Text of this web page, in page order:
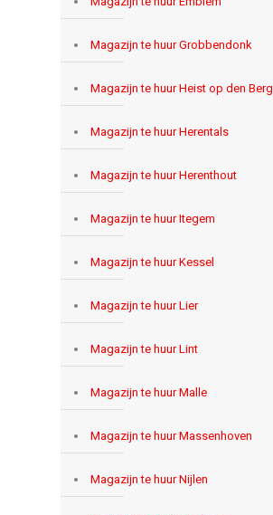
Magazijn te huur Grobbendonk
Magazijn te huur Heist op den Berg
Magazijn te huur Herentals
Magazijn te huur Herenthout
Magazijn te huur Itegem
Magazijn te huur Kessel
Magazijn te huur Lier
Magazijn te huur Lint
Magazijn te huur Malle
Magazijn te huur Massenhoven
Magazijn te huur Nijlen